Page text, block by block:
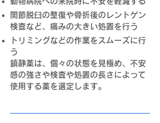
関節脱臼の整復や骨折後のレントゲン
検査など、痛みの大きい処置を行う
トリミングなどの作業をスムーズに行
う
鎮静薬は、個々の状態を見極め、不安
感の強さや検査や処置の長さによって
使用する薬を選定します。